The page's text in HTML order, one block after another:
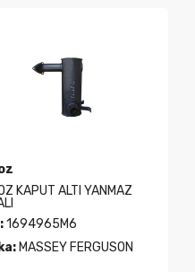
KAPUT ALTI YANMAZ
1694965M6
MASSEY FERGUSON